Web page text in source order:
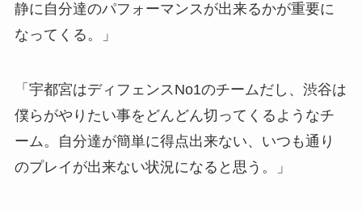
静に自分達のパフォーマンスが出来るかが重要に
なってくる。」
「宇都宮はディフェンスNo1のチームだし、渋谷は
僕らがやりたい事をどんどん切ってくるようなチ
ーム。自分達が簡単に得点出来ない、いつも通り
のプレイが出来ない状況になると思う。」